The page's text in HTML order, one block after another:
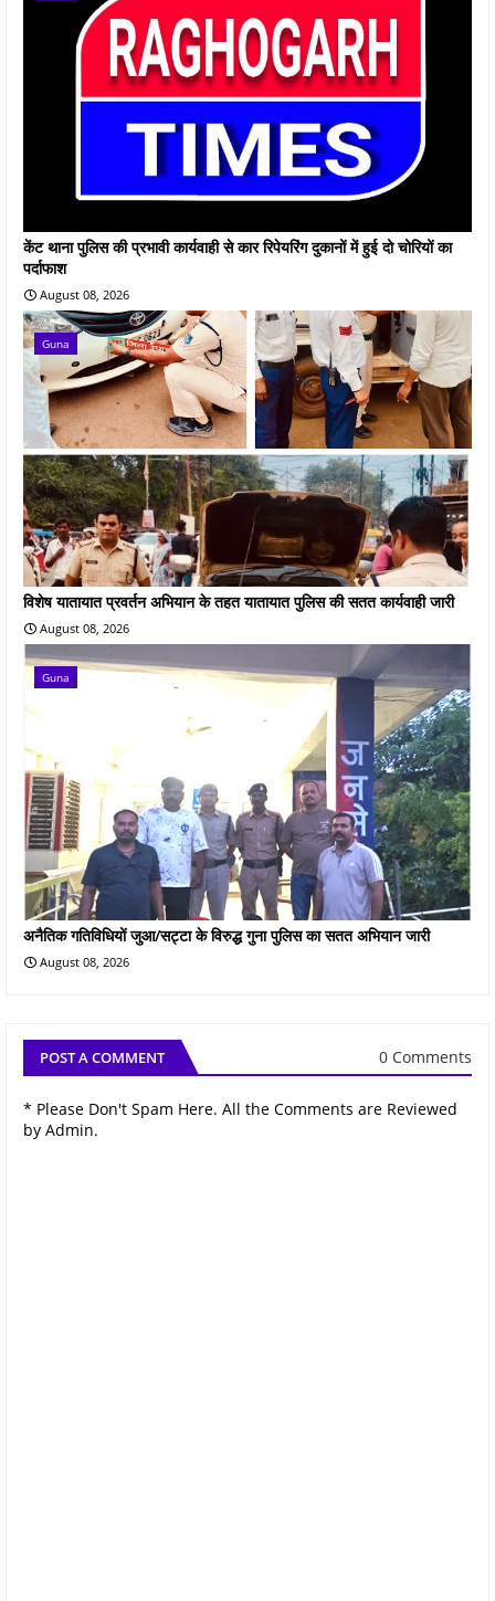
केंट थाना पुलिस की प्रभावी कार्यवाही से कार रिपेयरिंग दुकानों में हुई दो चोरियों का
पर्दाफाश
August 08, 2026
Guna
विशेष यातायात प्रवर्तन अभियान के तहत यातायात पुलिस की सतत कार्यवाही जारी
August 08, 2026
Guna
अनैतिक गतिविधियों जुआ/सट्टा के विरुद्ध गुना पुलिस का सतत अभियान जारी
August 08, 2026
POST A COMMENT 0 Comments
* Please Don't Spam Here. All the Comments are Reviewed
by Admin.